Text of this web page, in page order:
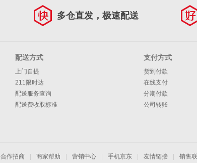
多仓直发，极速配送
配送方式
上门自提
211限时达
配送服务查询
配送费收取标准
支付方式
货到付款
在线支付
分期付款
公司转账
合作招商 商家帮助 营销中心 手机京东 友情链接 销售